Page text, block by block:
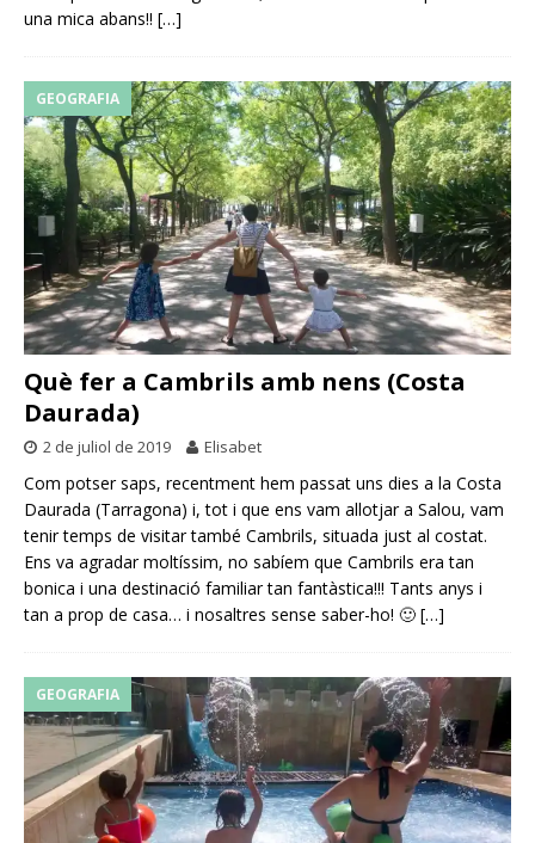
una mica abans!! […]
GEOGRAFIA
Què fer a Cambrils amb nens (Costa
Daurada)
2 de juliol de 2019 Elisabet
Com potser saps, recentment hem passat uns dies a la Costa
Daurada (Tarragona) i, tot i que ens vam allotjar a Salou, vam
tenir temps de visitar també Cambrils, situada just al costat.
Ens va agradar moltíssim, no sabíem que Cambrils era tan
bonica i una destinació familiar tan fantàstica!!! Tants anys i
tan a prop de casa… i nosaltres sense saber-ho! 🙂 […]
GEOGRAFIA